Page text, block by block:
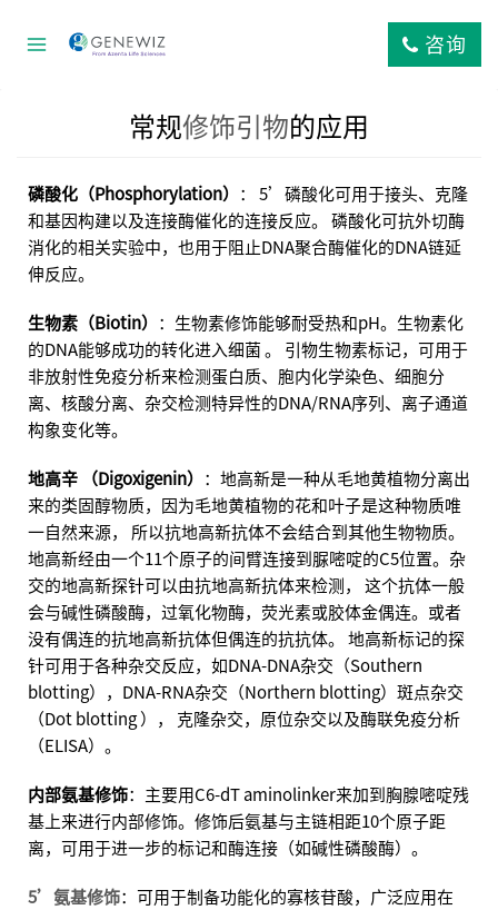
咨询
常规修饰引物的应用
磷酸化（Phosphorylation） ： 5’磷酸化可用于接头、克隆
和基因构建以及连接酶催化的连接反应。 磷酸化可抗外切酶
消化的相关实验中，也用于阻止DNA聚合酶催化的DNA链延
伸反应。
生物素（Biotin） ：生物素修饰能够耐受热和pH。生物素化
的DNA能够成功的转化进入细菌 。 引物生物素标记，可用于
非放射性免疫分析来检测蛋白质、胞内化学染色、细胞分
离、核酸分离、杂交检测特异性的DNA/RNA序列、离子通道
构象变化等。
地高辛 （Digoxigenin） ：地高新是一种从毛地黄植物分离出
来的类固醇物质，因为毛地黄植物的花和叶子是这种物质唯
一自然来源， 所以抗地高新抗体不会结合到其他生物物质。
地高新经由一个11个原子的间臂连接到脲嘧啶的C5位置。杂
交的地高新探针可以由抗地高新抗体来检测， 这个抗体一般
会与碱性磷酸酶，过氧化物酶，荧光素或胶体金偶连。或者
没有偶连的抗地高新抗体但偶连的抗抗体。 地高新标记的探
针可用于各种杂交反应，如DNA-DNA杂交（Southern
blotting），DNA-RNA杂交（Northern blotting）斑点杂交
（Dot blotting ）， 克隆杂交，原位杂交以及酶联免疫分析
（ELISA）。
内部氨基修饰：主要用C6-dT aminolinker来加到胸腺嘧啶残
基上来进行内部修饰。修饰后氨基与主链相距10个原子距
离，可用于进一步的标记和酶连接（如碱性磷酸酶）。
5’氨基修饰：可用于制备功能化的寡核苷酸，广泛应用在